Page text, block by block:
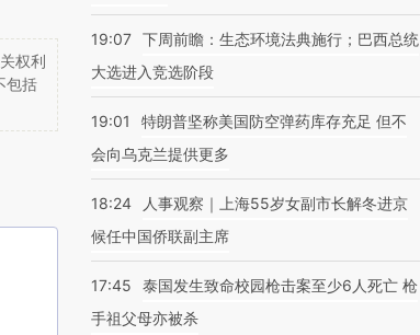
权利
包括
19:07 下周前瞻：生态环境法典施行；巴西总统
大选进入竞选阶段
19:01
特朗普坚称美国防空弹药库存充足 但不
会向乌克兰提供更多
18:24
人事观察｜上海55岁女副市长解冬进京
候任中国侨联副主席
17:45
泰国发生致命校园枪击案至少6人死亡 枪
手祖父母亦被杀